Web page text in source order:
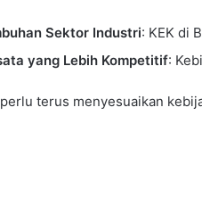
Sektor Industri: KEK di
yang Lebih Kompetitif:
terus menyesuaikan